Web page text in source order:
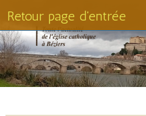
Retour page d'entrée